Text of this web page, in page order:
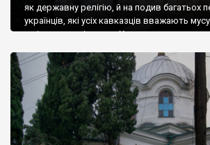
як державну релігію, й на подив багатьох
українців, які усіх кавказців вважають
є відданими вірянами Христа